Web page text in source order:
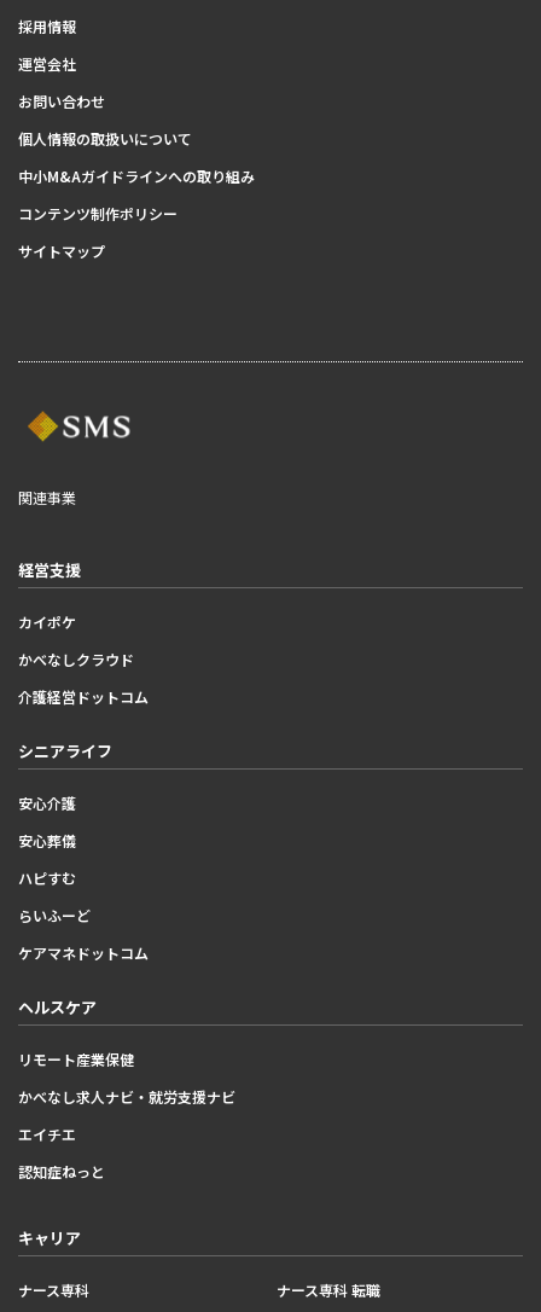
採用情報
運営会社
お問い合わせ
個人情報の取扱いについて
中小M&Aガイドラインへの取り組み
コンテンツ制作ポリシー
サイトマップ
関連事業
経営支援
カイポケ
かべなしクラウド
介護経営ドットコム
シニアライフ
安心介護
安心葬儀
ハピすむ
らいふーど
ケアマネドットコム
ヘルスケア
リモート産業保健
かべなし求人ナビ・就労支援ナビ
エイチエ
認知症ねっと
キャリア
ナース専科 ナース専科 転職